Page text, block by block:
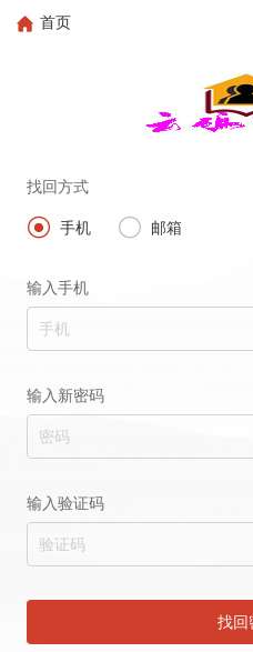
首页
找回方式
 手机  邮箱
输入手机
输入新密码
输入验证码
找回